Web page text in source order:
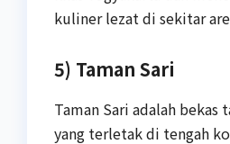
kuliner lezat di sekitar
5) Taman Sari
Taman Sari adalah bekas
yang terletak di tengah